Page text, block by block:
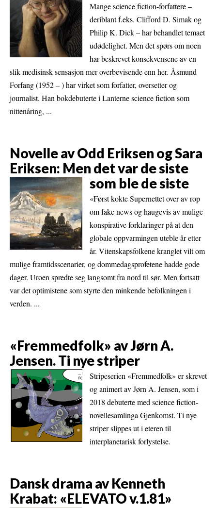
Mange science fiction-forfattere –
deriblant f.eks. Clifford D. Simak og
Philip K. Dick – har behandlet temaet
udødelighet. Men det spørs om noen
har beskrevet konsekvensene av en
slik medisinsk sensasjon mer overbevisende enn her. Åsmund
Forfang (1952 – ) har virket som forfatter, oversetter og
journalist. Han bokdebuterte i Lanterne science fiction som
nittenåring, ...
Novelle av Odd Eriksen og Sara
Eriksen: Men det var de siste
som ble de siste
«Først kokte Supernettet over av rop
om fake news og haugevis av mulige
konspirative forklaringer på at den
globale oppvarmingen uteble år etter
år. Vitenskapsfolkene kranglet vilt om
mulige framtidsscenarier, og dommedagsprofetene hadde gode
dager. Uroen spredte seg langsomt fra nord til sør. Men fortsatt
var det optimistene som styrte den minkende befolkningen i
verden. ...
«Fremmedfolk» av Jørn A.
Jensen. Ti nye striper
Stripeserien «Fremmedfolk» er skrevet
og animert av Jørn A. Jensen, som i
2018 debuterte med science fiction-
novellesamlinga Gjenkomst. Ti nye
striper slippes ut i eteren til
interplanetarisk forlystelse.
Dansk drama av Kenneth
Krabat: «ELEVATO v.1.81»